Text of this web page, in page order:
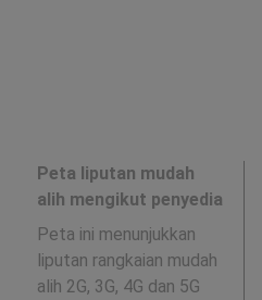
Peta liputan mudah
alih mengikut penyedia
Peta ini menunjukkan
liputan rangkaian mudah
alih 2G, 3G, 4G dan 5G